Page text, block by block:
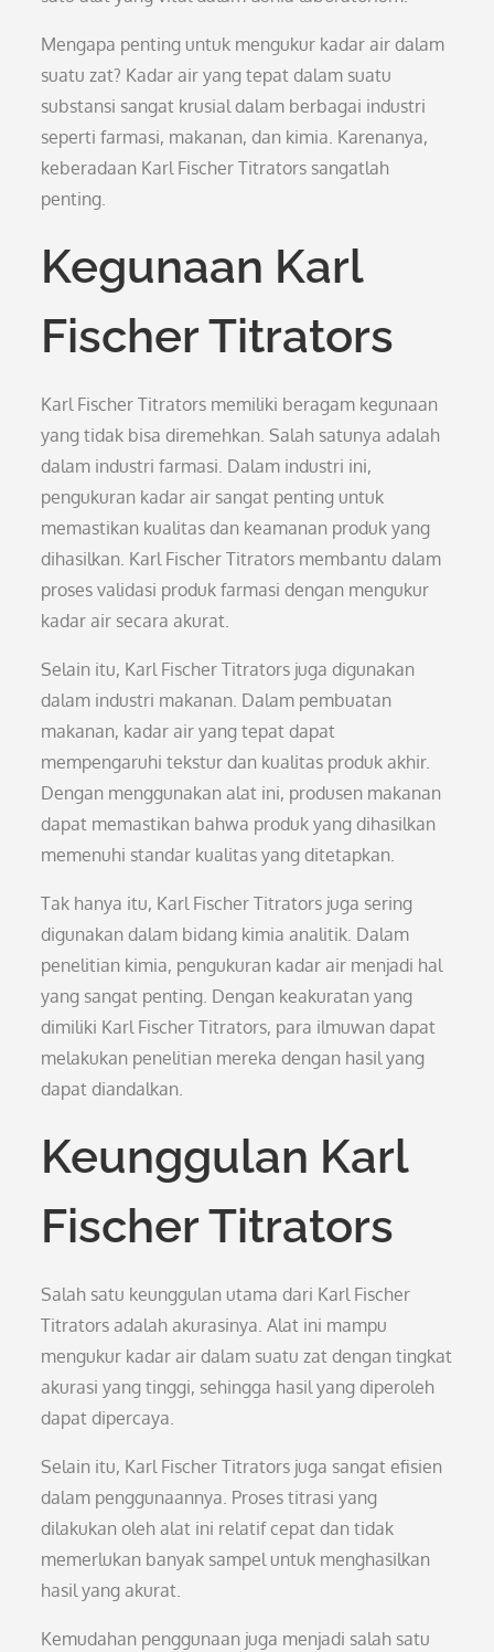
Mengapa penting untuk mengukur kadar air dalam
suatu zat? Kadar air yang tepat dalam suatu
substansi sangat krusial dalam berbagai industri
seperti farmasi, makanan, dan kimia. Karenanya,
keberadaan Karl Fischer Titrators sangatlah
penting.
Kegunaan Karl
Fischer Titrators
Karl Fischer Titrators memiliki beragam kegunaan
yang tidak bisa diremehkan. Salah satunya adalah
dalam industri farmasi. Dalam industri ini,
pengukuran kadar air sangat penting untuk
memastikan kualitas dan keamanan produk yang
dihasilkan. Karl Fischer Titrators membantu dalam
proses validasi produk farmasi dengan mengukur
kadar air secara akurat.
Selain itu, Karl Fischer Titrators juga digunakan
dalam industri makanan. Dalam pembuatan
makanan, kadar air yang tepat dapat
mempengaruhi tekstur dan kualitas produk akhir.
Dengan menggunakan alat ini, produsen makanan
dapat memastikan bahwa produk yang dihasilkan
memenuhi standar kualitas yang ditetapkan.
Tak hanya itu, Karl Fischer Titrators juga sering
digunakan dalam bidang kimia analitik. Dalam
penelitian kimia, pengukuran kadar air menjadi hal
yang sangat penting. Dengan keakuratan yang
dimiliki Karl Fischer Titrators, para ilmuwan dapat
melakukan penelitian mereka dengan hasil yang
dapat diandalkan.
Keunggulan Karl
Fischer Titrators
Salah satu keunggulan utama dari Karl Fischer
Titrators adalah akurasinya. Alat ini mampu
mengukur kadar air dalam suatu zat dengan tingkat
akurasi yang tinggi, sehingga hasil yang diperoleh
dapat dipercaya.
Selain itu, Karl Fischer Titrators juga sangat efisien
dalam penggunaannya. Proses titrasi yang
dilakukan oleh alat ini relatif cepat dan tidak
memerlukan banyak sampel untuk menghasilkan
hasil yang akurat.
Kemudahan penggunaan juga menjadi salah satu